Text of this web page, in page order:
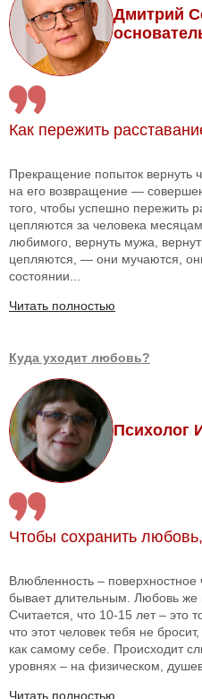
Дмитрий
Как пережить
Прекращение попыток вернуть
на его возвращение —
того, чтобы успешно пережить
цепляются за человека
любимого, вернуть мужа,
цепляются, — они мучаются,
состоянии...
Читать полностью
Куда уходит любовь?
Психолог
Чтобы сохранить
Влюбленность – поверхностное
бывает длительным. Любовь же
Считается, что 10-15 лет – это
что этот человек тебя не
как самому себе. Происходит
уровнях – на физическом,
Читать полностью